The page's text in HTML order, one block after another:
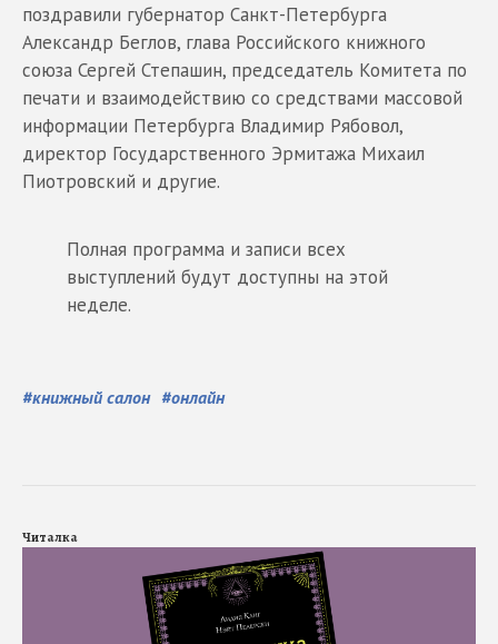
поздравили губернатор Санкт-Петербурга
Александр Беглов, глава Российского книжного
союза Сергей Степашин, председатель Комитета по
печати и взаимодействию со средствами массовой
информации Петербурга Владимир Рябовол,
директор Государственного Эрмитажа Михаил
Пиотровский и другие.
Полная программа и записи всех
выступлений будут доступны на этой
неделе.
#книжный салон #онлайн
Читалка